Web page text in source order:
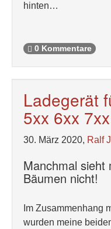
hinten…
0 Kommentare
Ladegerät
5xx 6xx
30. März 2020, Ralf
Manchmal sieht
Bäumen nicht!
Im Zusammenhang
wurden meine